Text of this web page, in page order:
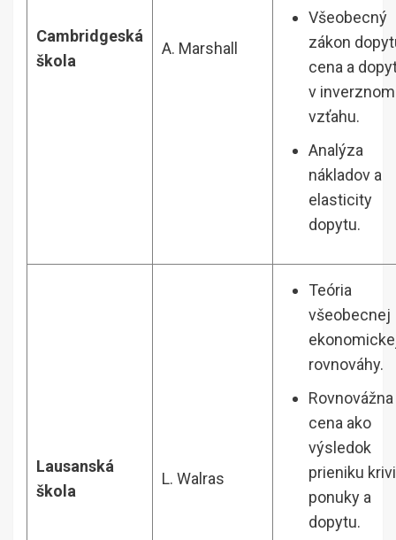
Cambridgeská
škola
A. Marshall
Všeobecný
zákon
cena a
v inverznom
vzťahu.
Analýza
nákladov a
elasticity
dopytu.
Lausanská
škola
L. Walras
Teória
všeobecnej
rovnováhy.
Rovnovážna
cena ako
výsledok
prieniku
ponuky a
dopytu.